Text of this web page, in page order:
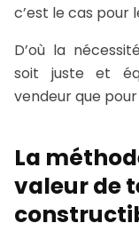
c’est le cas
D’où la
soit juste et
vendeur que
La
valeur de